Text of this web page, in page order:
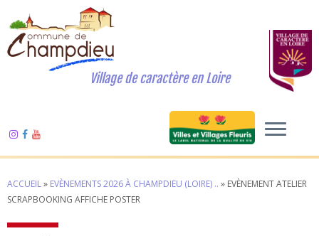
Village de caractère en Loire
ACCUEIL» EVÈNEMENTS 2026 À CHAMPDIEU (LOIRE) .. » EVÈNEMENT ATELIER
SCRAPBOOKING AFFICHE POSTER